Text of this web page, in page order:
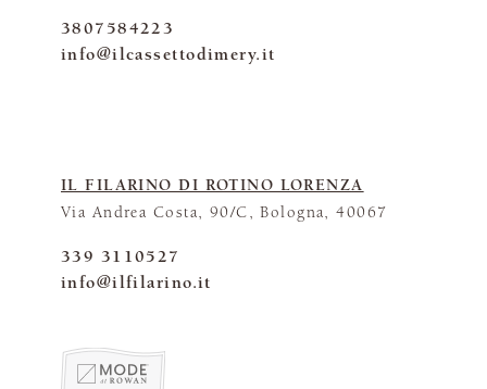
3807584223
info@ilcassettodimery.it
IL FILARINO DI ROTINO LORENZA
Via Andrea Costa, 90/C, Bologna, 40067
339 3110527
info@ilfilarino.it